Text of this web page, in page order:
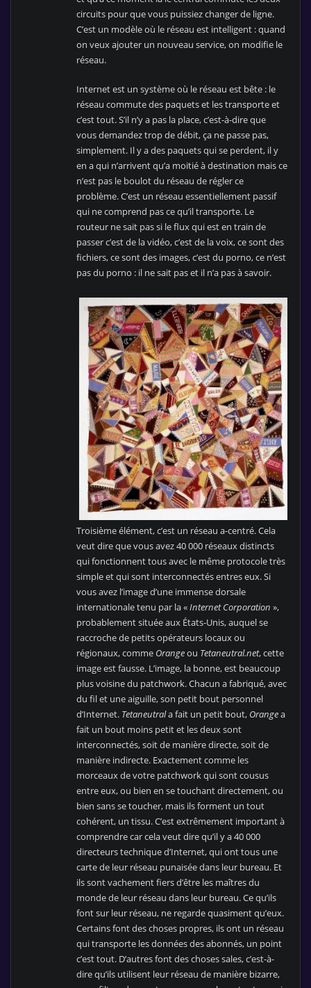
circuits pour que vous puissiez changer de ligne.
C’est un modèle où le réseau est intelligent : quand
on veux ajouter un nouveau service, on modifie le
réseau.
Internet est un système où le réseau est bête : le
réseau commute des paquets et les transporte et
c’est tout. S’il n’y a pas la place, c’est-à-dire que
vous demandez trop de débit, ça ne passe pas,
simplement. Il y a des paquets qui se perdent, il y
en a qui n’arrivent qu’a moitié à destination mais ce
n’est pas le boulot du réseau de régler ce
problème. C’est un réseau essentiellement passif
qui ne comprend pas ce qu’il transporte. Le
routeur ne sait pas si le flux qui est en train de
passer c’est de la vidéo, c’est de la voix, ce sont des
fichiers, ce sont des images, c’est du porno, ce n’est
pas du porno : il ne sait pas et il n’a pas à savoir.
Troisième élément, c’est un réseau a-centré. Cela
veut dire que vous avez 40 000 réseaux distincts
qui fonctionnent tous avec le même protocole très
simple et qui sont interconnectés entres eux. Si
vous avez l’image d’une immense dorsale
internationale tenu par la «Internet Corporation »,
probablement située aux États-Unis, auquel se
raccroche de petits opérateurs locaux ou
régionaux, comme Orangeou Tetaneutral.net, cette
image est fausse. L’image, la bonne, est beaucoup
plus voisine du patchwork. Chacun a fabriqué, avec
du fil et une aiguille, son petit bout personnel
d’Internet. Tetaneutrala fait un petit bout, Orangea
fait un bout moins petit et les deux sont
interconnectés, soit de manière directe, soit de
manière indirecte. Exactement comme les
morceaux de votre patchwork qui sont cousus
entre eux, ou bien en se touchant directement, ou
bien sans se toucher, mais ils forment un tout
cohérent, un tissu. C’est extrêmement important à
comprendre car cela veut dire qu’il y a 40 000
directeurs technique d’Internet, qui ont tous une
carte de leur réseau punaisée dans leur bureau. Et
ils sont vachement fiers d’être les maîtres du
monde de leur réseau dans leur bureau. Ce qu’ils
font sur leur réseau, ne regarde quasiment qu’eux.
Certains font des choses propres, ils ont un réseau
qui transporte les données des abonnés, un point
c’est tout. D’autres font des choses sales, c’est-à-
dire qu’ils utilisent leur réseau de manière bizarre,